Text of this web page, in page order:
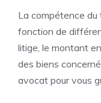
La compétence
fonction de
litige, le montant
des biens
avocat pour vous